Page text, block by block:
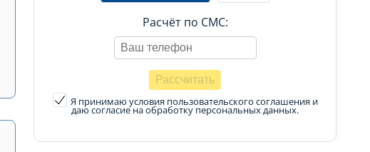
Расчёт по СМС:
Я принимаю условия пользовательского соглашения и
даю согласие на обработку персональных данных.